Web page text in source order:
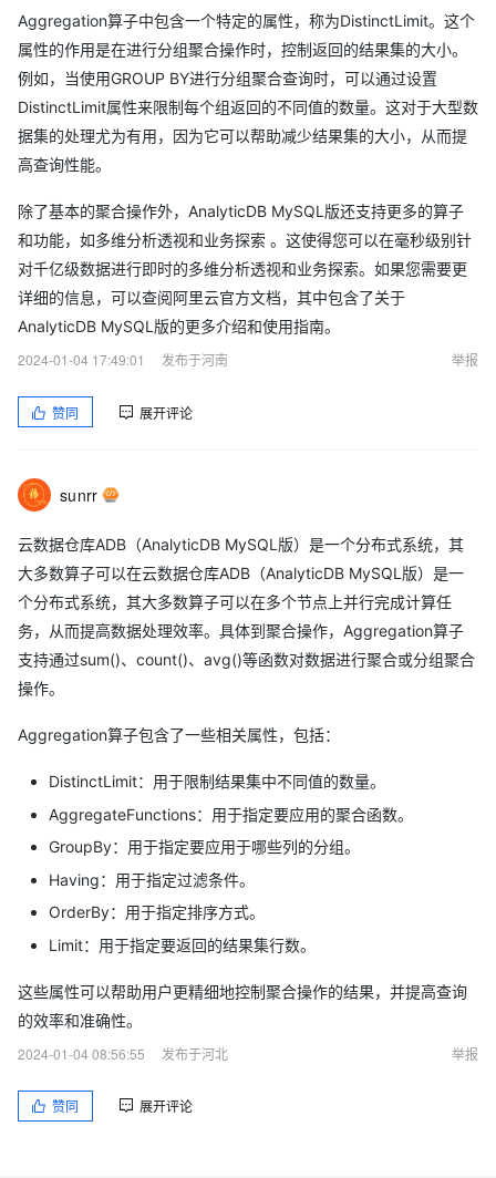
Aggregation算子中包含一个特定的属性，称为DistinctLimit。这个
属性的作用是在进行分组聚合操作时，控制返回的结果集的大小。
例如，当使用GROUP BY进行分组聚合查询时，可以通过设置
DistinctLimit属性来限制每个组返回的不同值的数量。这对于大型数
据集的处理尤为有用，因为它可以帮助减少结果集的大小，从而提
高查询性能。
除了基本的聚合操作外，AnalyticDB MySQL版还支持更多的算子
和功能，如多维分析透视和业务探索 。这使得您可以在毫秒级别针
对千亿级数据进行即时的多维分析透视和业务探索。如果您需要更
详细的信息，可以查阅阿里云官方文档，其中包含了关于
AnalyticDB MySQL版的更多介绍和使用指南。
2024-01-04 17:49:01
发布于河南 举报
赞同 展开评论
sunrr
云数据仓库ADB（AnalyticDB MySQL版）是一个分布式系统，其
大多数算子可以在云数据仓库ADB（AnalyticDB MySQL版）是一
个分布式系统，其大多数算子可以在多个节点上并行完成计算任
务，从而提高数据处理效率。具体到聚合操作，Aggregation算子
支持通过sum()、count()、avg()等函数对数据进行聚合或分组聚合
操作。
Aggregation算子包含了一些相关属性，包括：
DistinctLimit：用于限制结果集中不同值的数量。
AggregateFunctions：用于指定要应用的聚合函数。
GroupBy：用于指定要应用于哪些列的分组。
Having：用于指定过滤条件。
OrderBy：用于指定排序方式。
Limit：用于指定要返回的结果集行数。
这些属性可以帮助用户更精细地控制聚合操作的结果，并提高查询
的效率和准确性。
2024-01-04 08:56:55
发布于河北 举报
赞同 展开评论